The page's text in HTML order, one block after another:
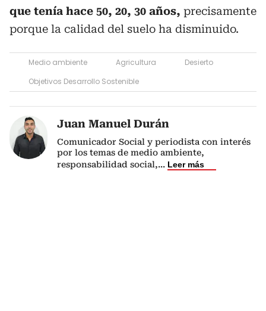
que tenía hace 50, 20, 30 años, precisamente
porque la calidad del suelo ha disminuido.
Medio ambiente Agricultura
Desierto
Objetivos Desarrollo Sostenible
Juan Manuel Durán
Comunicador Social y periodista con interés
por los temas de medio ambiente,
responsabilidad social,... Leer más